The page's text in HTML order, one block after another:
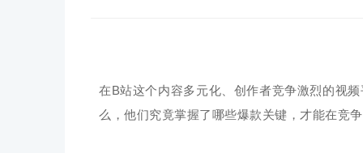
在B站这个内容多元化、创作者竞争激烈的视
么，他们究竟掌握了哪些爆款关键，才能在竞